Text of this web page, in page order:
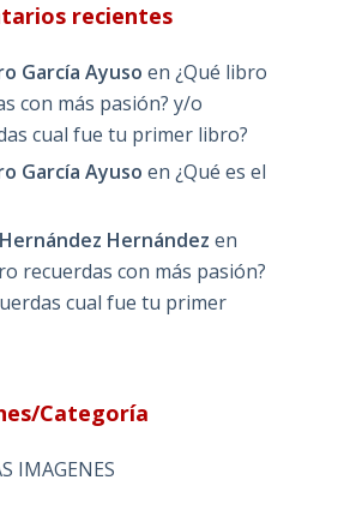
recientes
García Ayuso en¿Qué libro
con más pasión? y/o
cual fue tu primer libro?
García Ayuso en¿Qué es el
Hernández en
recuerdas con más pasión?
cual fue tu primer
Categoría
IMAGENES